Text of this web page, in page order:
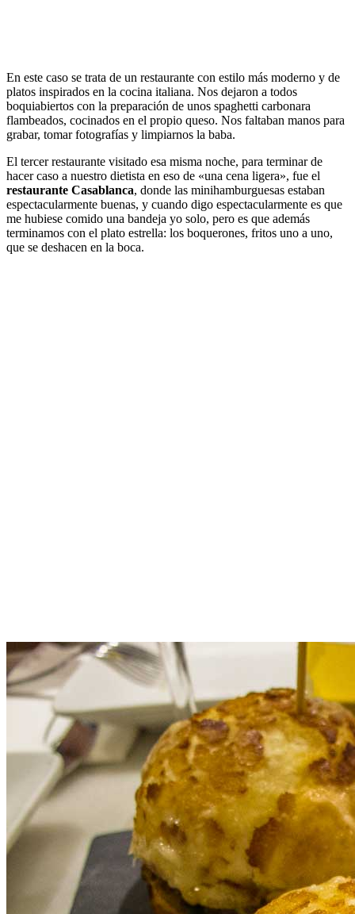
En este caso se trata de un restaurante con estilo más moderno y de
platos inspirados en la cocina italiana. Nos dejaron a todos
boquiabiertos con la preparación de unos spaghetti carbonara
flambeados, cocinados en el propio queso. Nos faltaban manos para
grabar, tomar fotografías y limpiarnos la baba.
El tercer restaurante visitado esa misma noche, para terminar de
hacer caso a nuestro dietista en eso de «una cena ligera», fue el
restaurante Casablanca, donde las minihamburguesas estaban
espectacularmente buenas, y cuando digo espectacularmente es que
me hubiese comido una bandeja yo solo, pero es que además
terminamos con el plato estrella: los boquerones, fritos uno a uno,
que se deshacen en la boca.